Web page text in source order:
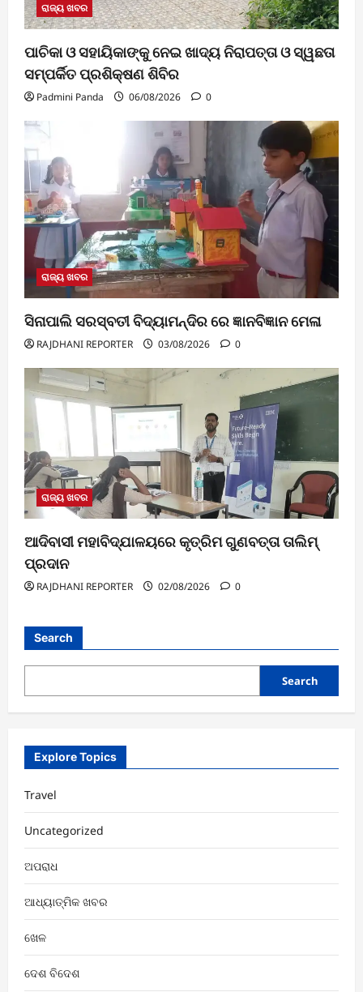
ରାଜ୍ୟ ଖବର
ପାଚିକା ଓ ସହାୟିକାଙ୍କୁ ନେଇ ଖାଦ୍ୟ ନିରାପତ୍ତା ଓ ସ୍ୱଛତା
ସମ୍ପର୍କିତ ପ୍ରଶିକ୍ଷଣ ଶିବିର
Padmini Panda 06/08/2026 0
ରାଜ୍ୟ ଖବର
ସିନାପାଲି ସରସ୍ବତୀ ବିଦ୍ୟାମନ୍ଦିର ରେ ଜ୍ଞାନବିଜ୍ଞାନ ମେଳା
RAJDHANI REPORTER 03/08/2026 0
ରାଜ୍ୟ ଖବର
ଆଦିବାସୀ ମହାବିଦ୍ଯାଳୟରେ କୃତ୍ରିମ ଗୁଣବତ୍ତା ତାଲିମ୍
ପ୍ରଦାନ
RAJDHANI REPORTER 02/08/2026 0
Search
Search
Explore Topics
Travel
Uncategorized
ଅପରାଧ
ଆଧ୍ୟାତ୍ମିକ ଖବର
ଖେଳ
ଦେଶ ବିଦେଶ